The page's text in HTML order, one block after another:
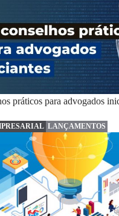
práticos para advogados
LANÇAMENTOS